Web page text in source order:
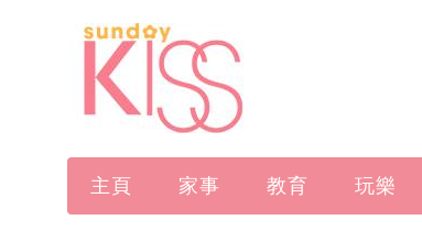
主頁 家事 教育 玩樂